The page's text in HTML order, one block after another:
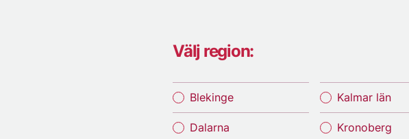
Välj region:
Blekinge
Dalarna
Kalmar län
Kronoberg